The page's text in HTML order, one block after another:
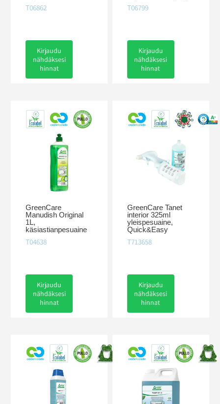
T06862
Kirjaudu
nähdäksesi
hinnat
T06799
Kirjaudu
nähdäksesi
hinnat
GreenCare
Manudish Original
1L,
käsiastianpesuaine
T04638
Kirjaudu
nähdäksesi
hinnat
GreenCare Tanet
interior 325ml
yleispesuaine,
Quick&Easy
T713658
Kirjaudu
nähdäksesi
hinnat